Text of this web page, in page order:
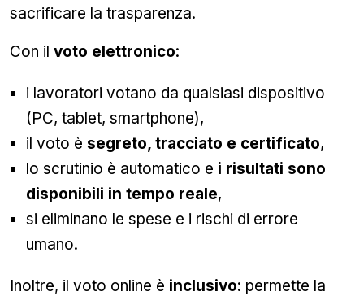
sacrificare la trasparenza.
Con il voto elettronico:
i lavoratori votano da qualsiasi dispositivo
(PC, tablet, smartphone),
il voto è segreto, tracciato e certificato,
lo scrutinio è automatico e i risultati sono
disponibili in tempo reale,
si eliminano le spese e i rischi di errore
umano.
Inoltre, il voto online è inclusivo: permette la